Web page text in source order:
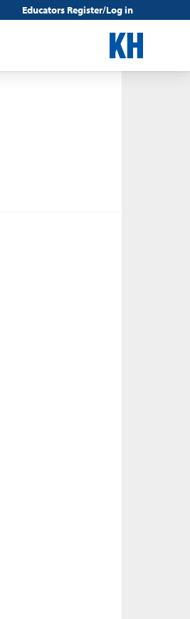
Educators Register/Log in